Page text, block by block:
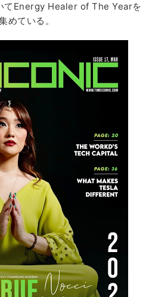
てEnergy Healer of The Yearを
めている。